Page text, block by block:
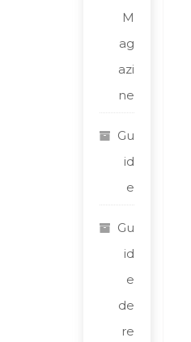
M
ag
azi
ne
Gu
id
e
Gu
id
e
de
re